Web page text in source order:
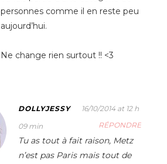
personnes comme il en reste peu
aujourd’hui.
Ne change rien surtout !! <3
DOLLYJESSY
16/10/2014 at 12 h
09 min
RÉPONDRE
Tu as tout à fait raison, Metz
n’est pas Paris mais tout de